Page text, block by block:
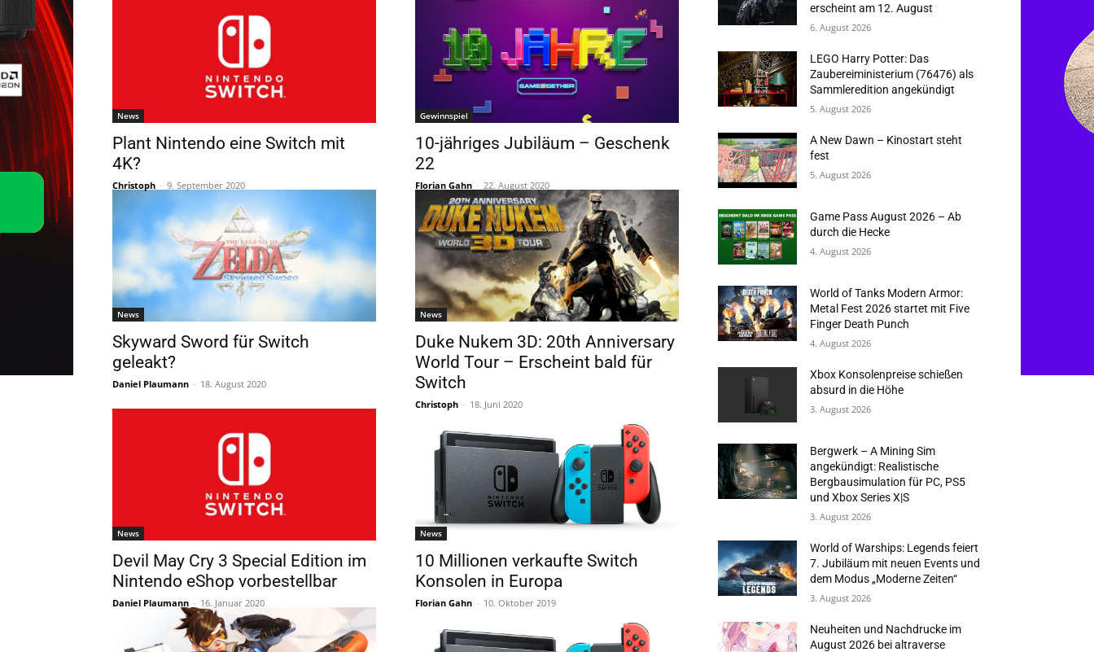
News
Plant Nintendo eine Switch mit
4K?
Christoph - 9. September 2020
Gewinnspiel
10-jähriges Jubiläum – Geschenk
22
Florian Gahn - 22. August 2020
News
Skyward Sword für Switch
geleakt?
Daniel Plaumann - 18. August 2020
News
Duke Nukem 3D: 20th Anniversary
World Tour – Erscheint bald für
Switch
Christoph - 18. Juni 2020
News
Devil May Cry 3 Special Edition im
Nintendo eShop vorbestellbar
Daniel Plaumann - 16. Januar 2020
News
10 Millionen verkaufte Switch
Konsolen in Europa
Florian Gahn - 10. Oktober 2019
erscheint am 12. August
6. August 2026
LEGO Harry Potter: Das
Zaubereiministerium (76476) als
Sammleredition angekündigt
5. August 2026
A New Dawn – Kinostart steht
fest
5. August 2026
Game Pass August 2026 – Ab
durch die Hecke
4. August 2026
World of Tanks Modern Armor:
Metal Fest 2026 startet mit Five
Finger Death Punch
4. August 2026
Xbox Konsolenpreise schießen
absurd in die Höhe
3. August 2026
Bergwerk – A Mining Sim
angekündigt: Realistische
Bergbausimulation für PC, PS5
und Xbox Series X|S
3. August 2026
World of Warships: Legends feiert
7. Jubiläum mit neuen Events und
dem Modus „Moderne Zeiten“
3. August 2026
Neuheiten und Nachdrucke im
August 2026 bei altraverse